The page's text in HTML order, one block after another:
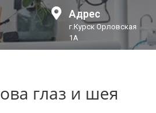
Адрес
г.Курск Орловская
1А
глаз и шея